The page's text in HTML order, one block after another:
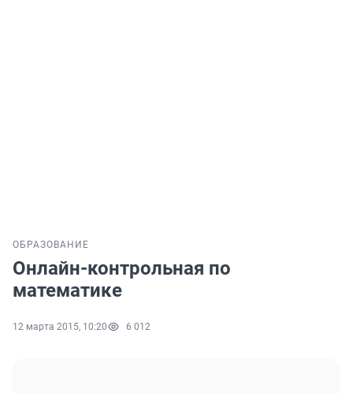
ОБРАЗОВАНИЕ
Онлайн-контрольная по
математике
12 марта 2015, 10:20 6 012